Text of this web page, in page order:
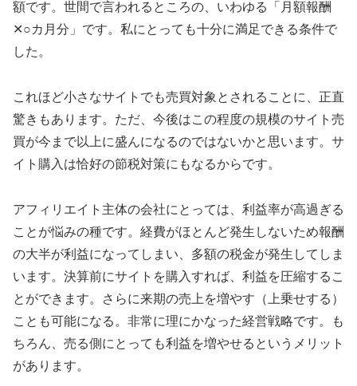
額です。世間で言われるところの、いわゆる「月額報酬
✕○カ月分」です。私にとっても十分に満足できる条件で
した。
これほど小さなサイトでも売買対象とされることに、正直
驚きもあります。ただ、今後はこの程度の規模のサイト売
買が今まで以上に盛んになるのではないかと思います。サ
イト購入は恰好の節税対策にもなるからです。
アフィリエイト主体の会社にとっては、利益率が高過ぎる
ことが悩みの種です。経費がほとんど発生しないため報酬
の大半が利益になってしまい、多額の税金が発生してしま
います。決算前にサイトを購入すれば、利益を圧縮するこ
とができます。さらに来期の売上を増やす（上乗せする）
ことも可能になる。非常に理にかなった経営戦略です。も
ちろん、売る側にとっても利益を増やせるというメリット
があります。